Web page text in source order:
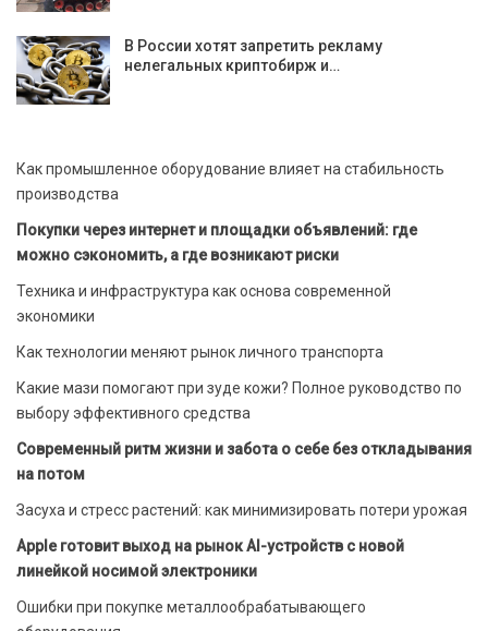
В России хотят запретить рекламу
нелегальных криптобирж и…
Как промышленное оборудование влияет на стабильность
производства
Покупки через интернет и площадки объявлений: где
можно сэкономить, а где возникают риски
Техника и инфраструктура как основа современной
экономики
Как технологии меняют рынок личного транспорта
Какие мази помогают при зуде кожи? Полное руководство по
выбору эффективного средства
Современный ритм жизни и забота о себе без откладывания
на потом
Засуха и стресс растений: как минимизировать потери урожая
Apple готовит выход на рынок AI-устройств с новой
линейкой носимой электроники
Ошибки при покупке металлообрабатывающего